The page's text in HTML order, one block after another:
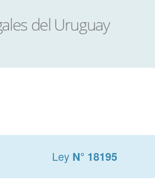
Ley N° 18195